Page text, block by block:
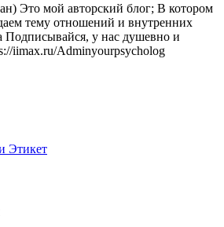
Это мой авторский блог; В котором
тему отношений и внутренних
Подписывайся, у нас душевно и
iimax.ru/Adminyourpsycholog
Этикет